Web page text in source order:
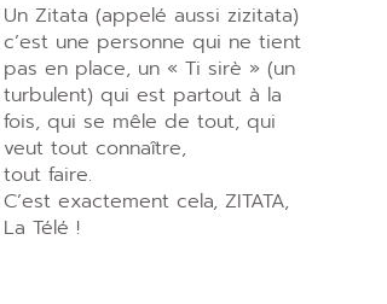
Un Zitata (appelé aussi zizitata)
c’est une personne qui ne tient
pas en place, un « Ti sirè » (un
turbulent) qui est partout à la
fois, qui se mêle de tout, qui
veut tout connaître,
tout faire.
C’est exactement cela, ZITATA,
La Télé !